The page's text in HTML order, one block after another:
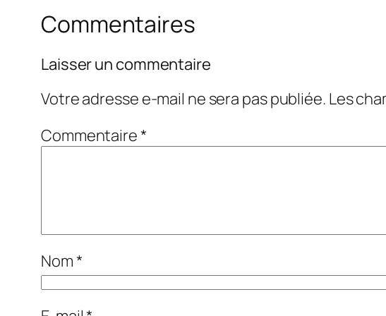
Commentaires
Laisser un commentaire
Votre adresse e-mail ne sera pas publiée. Les
Commentaire*
Nom*